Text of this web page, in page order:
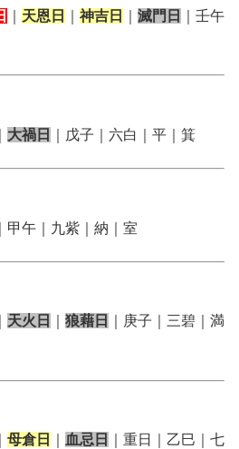
天恩日 神吉日 滅門日
｜壬午
大禍日 ｜戊子｜六白｜平｜箕
｜甲午｜九紫｜納｜室
天火日 狼藉日
｜庚子｜三碧｜満
母倉日 血忌日
｜重日｜乙巳｜七